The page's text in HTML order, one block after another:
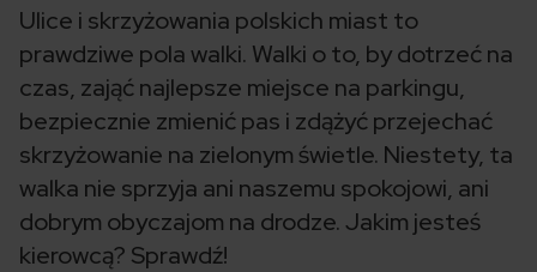
Ulice i skrzyżowania polskich miast to
prawdziwe pola walki. Walki o to, by dotrzeć na
czas, zająć najlepsze miejsce na parkingu,
bezpiecznie zmienić pas i zdążyć przejechać
skrzyżowanie na zielonym świetle. Niestety, ta
walka nie sprzyja ani naszemu spokojowi, ani
dobrym obyczajom na drodze. Jakim jesteś
kierowcą? Sprawdź!